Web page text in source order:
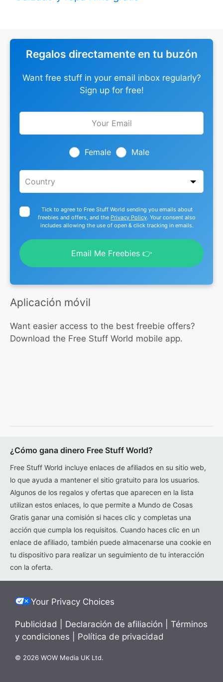
Regalos directamente en tu buzón
Want free stuff in your email inbox regularly?
Sign up for free!
Leave
Female Male
Tick to agree to Free Stuff World sending you emails about
freebies and offers, and the Privacy Policy. Your consent also
includes allowing the use of open & click tracking in emails.
Email Me Freebies 👉
Aplicación móvil
Want easier access to the best freebie offers?
Download the Free Stuff World mobile app.
¿Cómo gana dinero Free Stuff World?
Free Stuff World incluye enlaces de afiliados en su sitio web,
lo que ayuda a mantener el sitio gratuito para los usuarios.
Algunos de los regalos y ofertas que aparecen en la lista
utilizan estos enlaces, lo que permite a Mundo de Cosas
Gratis ganar una comisión si haces clic y completas una
acción que cumpla los requisitos. Cuando haces clic en un
enlace de afiliado, también puede almacenarse una cookie en
tu dispositivo para realizar un seguimiento de tu interacción
con la oferta.
Your Privacy Choices
Publicidad Declaración de afiliación
Términos
y condiciones
Política de privacidad
© 2026 WOW Media UK Ltd.